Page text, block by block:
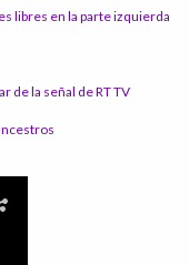
libres en la parte izquierda
de la señal de RT TV